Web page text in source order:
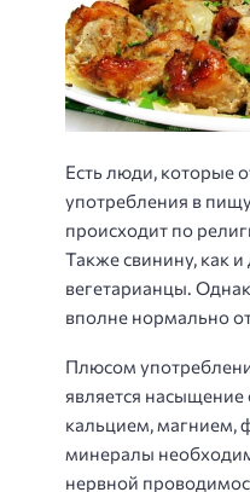
Есть люди, которые
употребления в
происходит по
Также свинину, как
вегетарианцы.
вполне нормально
Плюсом
является
кальцием, магнием,
минералы
нервной